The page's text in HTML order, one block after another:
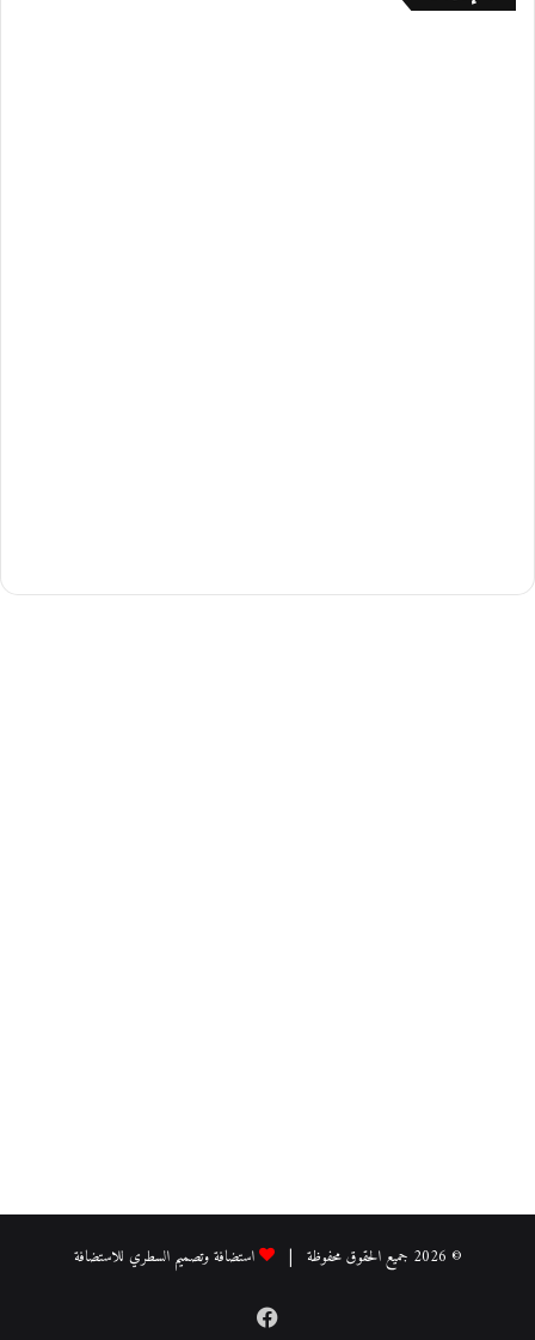
© 2026 جميع الحقوق محفوظة | استضافة وتصميم السطري للاستضافة